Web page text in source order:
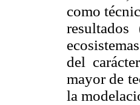
como
del
mayor de
la